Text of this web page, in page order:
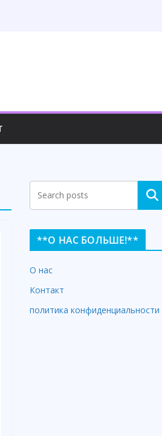
Search
**О НАС БОЛЬШЕ!**
О нас
Контакт
политика конфиденциальности